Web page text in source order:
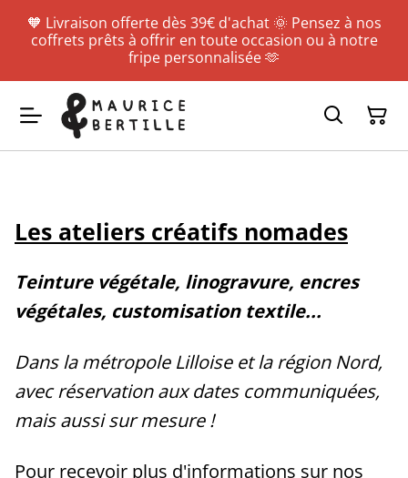
🧡 Livraison offerte dès 39€ d'achat 🌞 Pensez à nos
coffrets prêts à offrir en toute occasion ou à notre
fripe personnalisée 🫶
Les ateliers créatifs nomades
Teinture végétale, linogravure, encres
végétales, customisation textile...
Dans la métropole Lilloise et la région Nord,
avec réservation aux dates communiquées,
mais aussi sur mesure !
Pour recevoir plus d'informations sur nos